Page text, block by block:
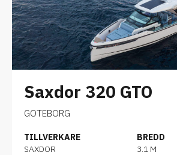
Saxdor 320 GTO
GOTEBORG
TILLVERKARE
SAXDOR
BREDD
3.1 M